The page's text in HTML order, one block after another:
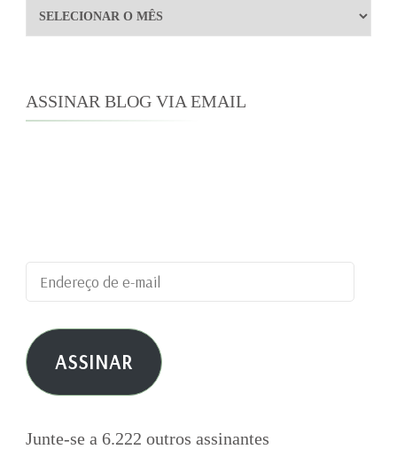
Arquivos
ASSINAR BLOG VIA EMAIL
Endereço
de
e-
mail ASSINAR
Junte-se a 6.222 outros assinantes